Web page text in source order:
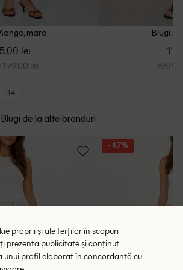
maro
lei
199.00 lei
34
Blugi
RRP:
Blugi de la alte branduri
- 47%
proprii și ale terților în scopuri
prezenta publicitate și conținut
unui profil elaborat în concordanță cu